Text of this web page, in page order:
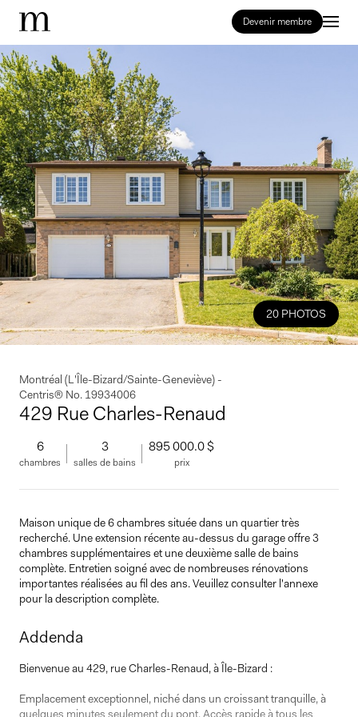
Devenir membre
20 PHOTOS
Montréal (L'Île-Bizard/Sainte-Geneviève) -
Centris® No. 19934006
429 Rue Charles-Renaud
6
chambres
3
salles de bains
895 000.0 $
prix
Maison unique de 6 chambres située dans un quartier très
recherché. Une extension récente au-dessus du garage offre 3
chambres supplémentaires et une deuxième salle de bains
complète. Entretien soigné avec de nombreuses rénovations
importantes réalisées au fil des ans. Veuillez consulter l'annexe
pour la description complète.
Addenda
Bienvenue au 429, rue Charles-Renaud, à Île-Bizard :
Emplacement exceptionnel, niché dans un croissant tranquille, à
quelques minutes seulement du pont. Accès rapide à tous les